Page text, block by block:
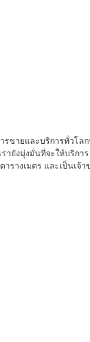
รขายและบริการทั่วโ
ยังมุ่งมั่นที่จะให้บริกา
างเมตร และเป็นเจ้า